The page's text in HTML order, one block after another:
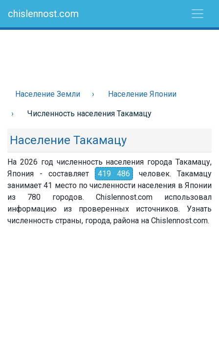
chislennost.com
Население Земли Население Японии
Численность населения Такамацу
Население Такамацу
На 2026 год численность населения города Такамацу,
Япония - составляет
419 486
человек. Такамацу
занимает 41 место по численности населения в Японии
из 780 городов. Chislennost.com использовал
информацию из проверенных источников. Узнать
численность страны, города, района на Chislennost.com.